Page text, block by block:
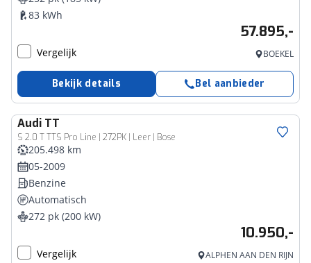
83 kWh
57.895,-
Vergelijk BOEKEL
Bekijk details Bel aanbieder
Audi TT
S 2.0 T TTS Pro Line | 272PK | Leer | Bose
205.498 km
05-2009
Benzine
Automatisch
272 pk (200 kW)
10.950,-
Vergelijk ALPHEN AAN DEN RIJN